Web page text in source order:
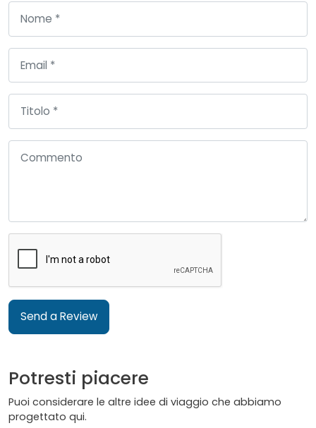
Send a Review
Potresti piacere
Puoi considerare le altre idee di viaggio che abbiamo
progettato qui.